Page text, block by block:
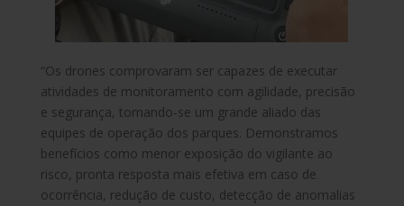
“Os drones comprovaram ser capazes de executar
atividades de monitoramento com agilidade, precisão
e segurança, tornando-se um grande aliado das
equipes de operação dos parques. Demonstramos
benefícios como menor exposição do vigilante ao
risco, pronta resposta mais efetiva em caso de
ocorrência, redução de custo, detecção de anomalias